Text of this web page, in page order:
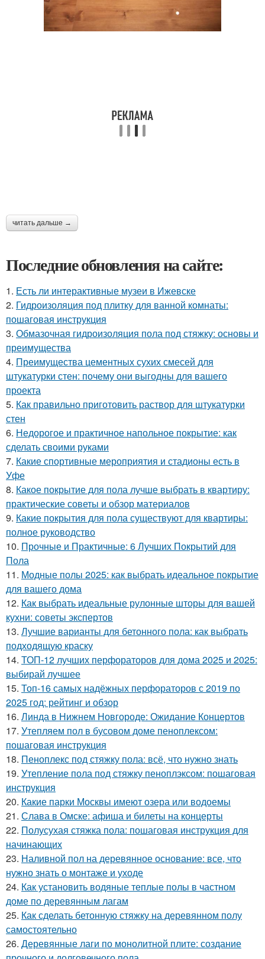
читать дальше →
Последние обновления на сайте:
1. Есть ли интерактивные музеи в Ижевске
2. Гидроизоляция под плитку для ванной комнаты:
пошаговая инструкция
3. Обмазочная гидроизоляция пола под стяжку: основы и
преимущества
4. Преимущества цементных сухих смесей для
штукатурки стен: почему они выгодны для вашего
проекта
5. Как правильно приготовить раствор для штукатурки
стен
6. Недорогое и практичное напольное покрытие: как
сделать своими руками
7. Какие спортивные мероприятия и стадионы есть в
Уфе
8. Какое покрытие для пола лучше выбрать в квартиру:
практические советы и обзор материалов
9. Какие покрытия для пола существуют для квартиры:
полное руководство
10. Прочные и Практичные: 6 Лучших Покрытий для
Пола
11. Модные полы 2025: как выбрать идеальное покрытие
для вашего дома
12. Как выбрать идеальные рулонные шторы для вашей
кухни: советы экспертов
13. Лучшие варианты для бетонного пола: как выбрать
подходящую краску
14. ТОП-12 лучших перфораторов для дома 2025 и 2025:
выбирай лучшее
15. Топ-16 самых надёжных перфораторов с 2019 по
2025 год: рейтинг и обзор
16. Линда в Нижнем Новгороде: Ожидание Концертов
17. Утепляем пол в бусовом доме пеноплексом:
пошаговая инструкция
18. Пеноплекс под стяжку пола: всё, что нужно знать
19. Утепление пола под стяжку пеноплэксом: пошаговая
инструкция
20. Какие парки Москвы имеют озера или водоемы
21. Слава в Омске: афиша и билеты на концерты
22. Полусухая стяжка пола: пошаговая инструкция для
начинающих
23. Наливной пол на деревянное основание: все, что
нужно знать о монтаже и уходе
24. Как установить водяные теплые полы в частном
доме по деревянным лагам
25. Как сделать бетонную стяжку на деревянном полу
самостоятельно
26. Деревянные лаги по монолитной плите: создание